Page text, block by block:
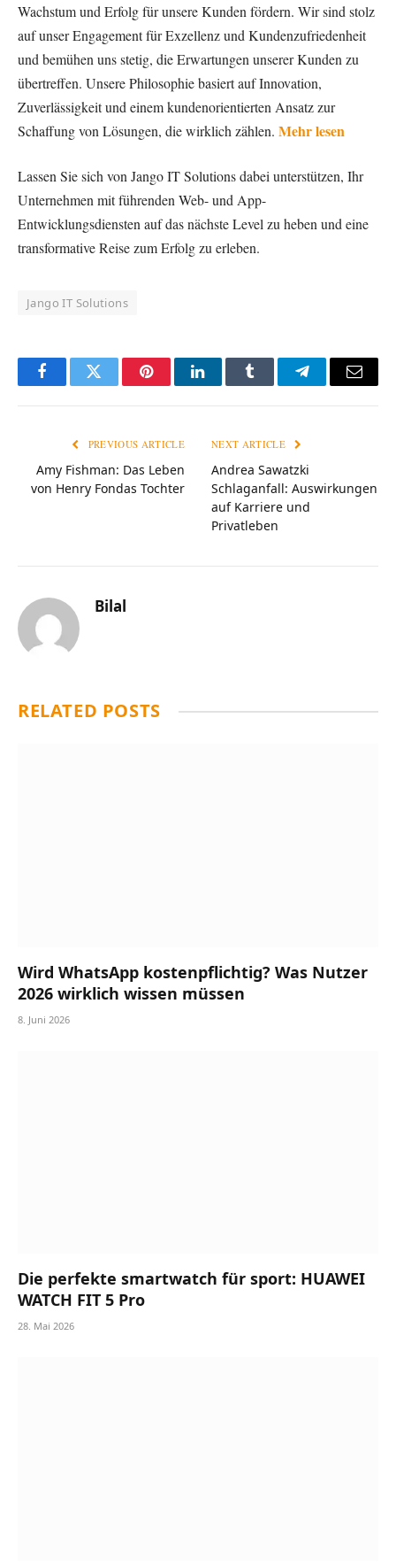
Wachstum und Erfolg für unsere Kunden fördern. Wir sind stolz
auf unser Engagement für Exzellenz und Kundenzufriedenheit
und bemühen uns stetig, die Erwartungen unserer Kunden zu
übertreffen. Unsere Philosophie basiert auf Innovation,
Zuverlässigkeit und einem kundenorientierten Ansatz zur
Schaffung von Lösungen, die wirklich zählen. Mehr lesen
Lassen Sie sich von Jango IT Solutions dabei unterstützen, Ihr
Unternehmen mit führenden Web- und App-
Entwicklungsdiensten auf das nächste Level zu heben und eine
transformative Reise zum Erfolg zu erleben.
Jango IT Solutions
FacebookTwitter PinterestLinkedInTumblr TelegramEmail
PREVIOUS ARTICLE
Amy Fishman: Das Leben
von Henry Fondas Tochter
NEXT ARTICLE
Andrea Sawatzki
Schlaganfall: Auswirkungen
auf Karriere und
Privatleben
Bilal
RELATED POSTS
Wird WhatsApp kostenpflichtig? Was Nutzer
2026 wirklich wissen müssen
8. Juni 2026
Die perfekte smartwatch für sport: HUAWEI
WATCH FIT 5 Pro
28. Mai 2026